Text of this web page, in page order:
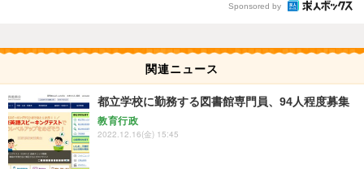
Sponsored by
関連ニュース
都立学校に勤務する図書館専門員、94人程度募集
教育行政
2022.12.16(金) 15:45